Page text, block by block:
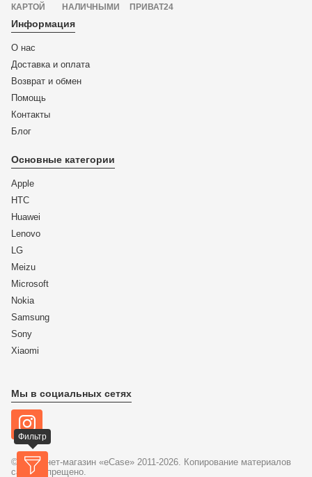
КАРТОЙ НАЛИЧНЫМИ ПРИВАТ24
Информация
О нас
Доставка и оплата
Возврат и обмен
Помощь
Контакты
Блог
Основные категории
Apple
HTC
Huawei
Lenovo
LG
Meizu
Microsoft
Nokia
Samsung
Sony
Xiaomi
Мы в социальных сетях
© Интернет-магазин «eCase» 2011-2026. Копирование материалов
сайта запрещено.
Фильтр